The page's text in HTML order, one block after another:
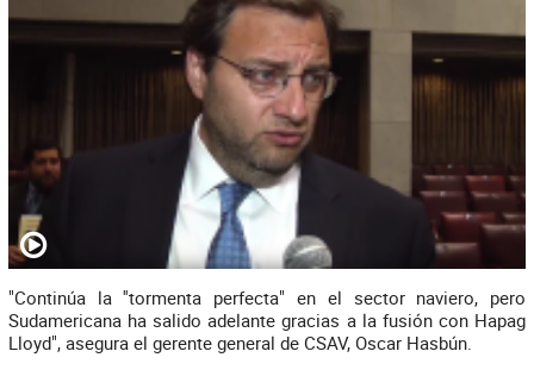
"Continúa la ''tormenta perfecta" en el sector naviero, pero
Sudamericana ha salido adelante gracias a la fusión con Hapag
Lloyd", asegura el gerente general de CSAV, Oscar Hasbún.